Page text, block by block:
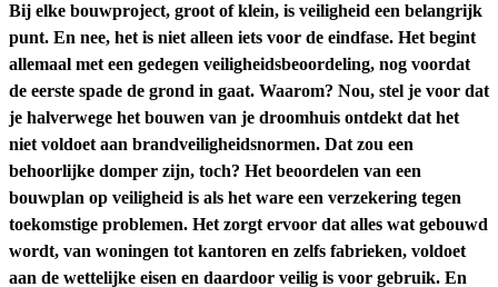
Bij elke bouwproject, groot of klein, is veiligheid een belangrijk
punt. En nee, het is niet alleen iets voor de eindfase. Het begint
allemaal met een gedegen veiligheidsbeoordeling, nog voordat
de eerste spade de grond in gaat. Waarom? Nou, stel je voor dat
je halverwege het bouwen van je droomhuis ontdekt dat het
niet voldoet aan brandveiligheidsnormen. Dat zou een
behoorlijke domper zijn, toch? Het beoordelen van een
bouwplan op veiligheid is als het ware een verzekering tegen
toekomstige problemen. Het zorgt ervoor dat alles wat gebouwd
wordt, van woningen tot kantoren en zelfs fabrieken, voldoet
aan de wettelijke eisen en daardoor veilig is voor gebruik. En